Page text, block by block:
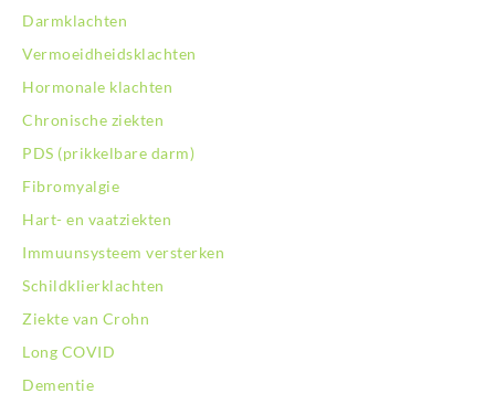
Darmklachten
Vermoeidheidsklachten
Hormonale klachten
Chronische ziekten
PDS (prikkelbare darm)
Fibromyalgie
Hart- en vaatziekten
Immuunsysteem versterken
Schildklierklachten
Ziekte van Crohn
Long COVID
Dementie